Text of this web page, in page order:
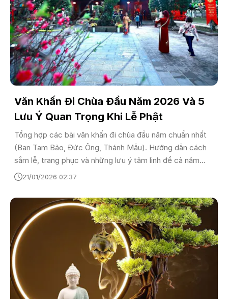
Văn Khấn Đi Chùa Đầu Năm 2026 Và 5
Lưu Ý Quan Trọng Khi Lễ Phật
Tổng hợp các bài văn khấn đi chùa đầu năm chuẩn nhất
(Ban Tam Bảo, Đức Ông, Thánh Mẫu). Hướng dẫn cách
sắm lễ, trang phục và những lưu ý tâm linh để cả năm
bình an, may mắn.
21/01/2026 02:37